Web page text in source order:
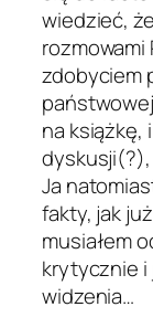
wiedzieć,
rozmowami
zdobyciem
na książkę,
Ja
fakty, jak
musiałem
krytycznie
widzenia…